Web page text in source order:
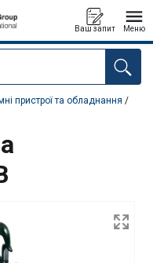
Ваш запит Меню
пристрої та обладнання /